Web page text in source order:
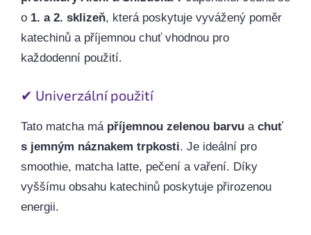
o 1. a 2. sklizeň, která poskytuje vyvážený poměr
katechinů a příjemnou chuť vhodnou pro
každodenní použití.
✔ Univerzální použití
Tato matcha má příjemnou zelenou barvu a chuť
s jemným náznakem trpkosti. Je ideální pro
smoothie, matcha latte, pečení a vaření. Díky
vyššímu obsahu katechinů poskytuje přirozenou
energii.